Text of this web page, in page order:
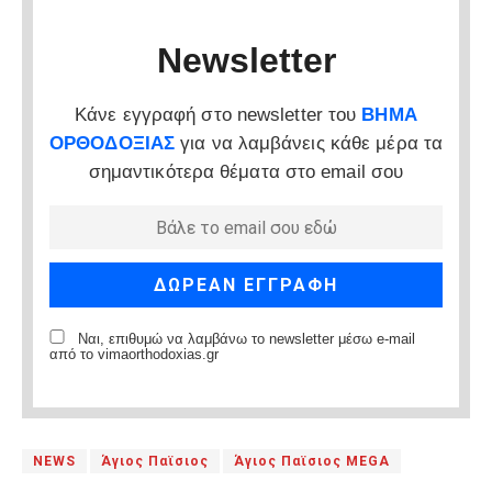
Newsletter
Κάνε εγγραφή στο newsletter του ΒΗΜΑ
ΟΡΘΟΔΟΞΙΑΣ για να λαμβάνεις κάθε μέρα τα
σημαντικότερα θέματα στο email σου
Ναι, επιθυμώ να λαμβάνω το newsletter μέσω e-mail
από το vimaorthodoxias.gr
NEWS Άγιος Παϊσιος Άγιος Παϊσιος MEGA